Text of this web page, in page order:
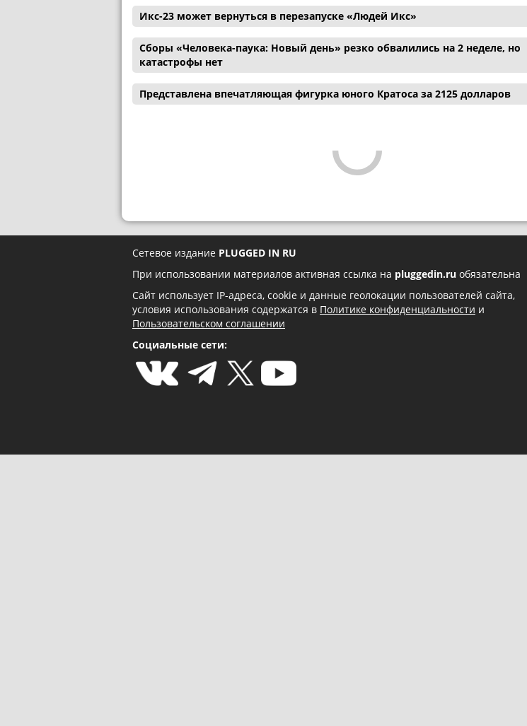
Икс-23 может вернуться в перезапуске «Людей Икс»
Сборы «Человека-паука: Новый день» резко обвалились на 2 неделе, но
катастрофы нет
Представлена впечатляющая фигурка юного Кратоса за 2125 долларов
Сетевое издание PLUGGED IN RU
При использовании материалов активная ссылка на pluggedin.ru обязательна
Сайт использует IP-адреса, cookie и данные геолокации пользователей сайта,
условия использования содержатся в Политике конфиденциальности и
Пользовательском соглашении
Социальные сети: